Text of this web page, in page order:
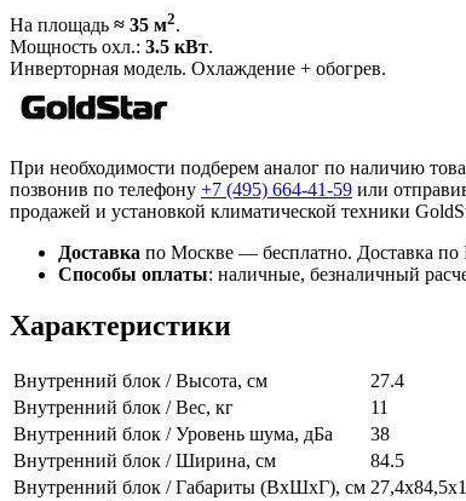
На площадь ≈ 35 м2.
Мощность охл.: 3.5 кВт.
Инверторная модель. Охлаждение + обогрев.
При необходимости подберем аналог по наличию
позвонив по телефону +7 (495) 664-41-59 или
продажей и установкой климатической техники
Доставка по Москве — бесплатно. Доставка
Способы оплаты: наличные, безналичный
Характеристики
Внутренний блок / Высота, см
27.4
Внутренний блок / Вес, кг
11
Внутренний блок / Уровень шума, дБа
38
Внутренний блок / Ширина, см
84.5
Внутренний блок / Габариты (ВхШхГ), см